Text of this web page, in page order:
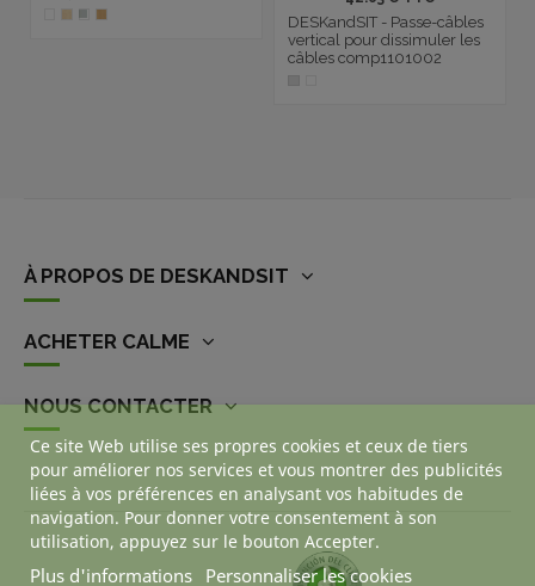
DESKandSIT - Passe-câbles
vertical pour dissimuler les
câbles comp1101002
À PROPOS DE DESKANDSIT
ACHETER CALME
NOUS CONTACTER
Ce site Web utilise ses propres cookies et ceux de tiers
pour améliorer nos services et vous montrer des publicités
liées à vos préférences en analysant vos habitudes de
navigation. Pour donner votre consentement à son
utilisation, appuyez sur le bouton Accepter.
Plus d'informations Personnaliser les cookies